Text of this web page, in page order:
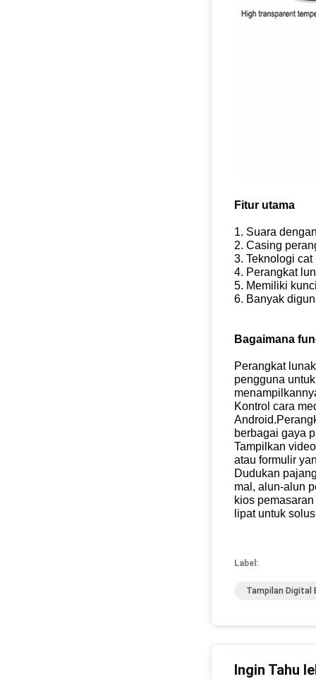
Fitur utama
1. Suara
2. Casing
3. Teknologi
4. Perangkat
5. Memiliki
6. Banyak
Bagaimana
Perangkat
pengguna
Kontrol cara
berbagai gaya
Tampilkan
atau formulir
Dudukan
mal, alun-alun
kios
lipat untuk
Label:
Tampilan Digital
Ingin Tahu